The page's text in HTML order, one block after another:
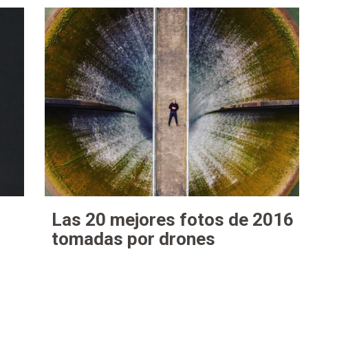
Las 20 mejores fotos de 2016
tomadas por drones